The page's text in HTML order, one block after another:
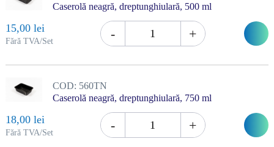
Caserolă neagră, dreptunghiulară, 500 ml
15,00 lei
Fără TVA/Set +
-
COD: 560TN
Caserolă neagră, dreptunghiulară, 750 ml
18,00 lei
Fără TVA/Set +
-